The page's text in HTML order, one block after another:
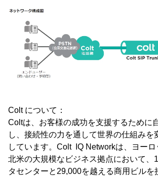
Colt について：
Coltは、お客様の成功を支援するために
し、接続性の力を通して世界の仕組みを
しています。Colt IQ Networkは、ヨーロ
北米の大規模なビジネス拠点において、
タセンターと29,000を越える商用ビルを